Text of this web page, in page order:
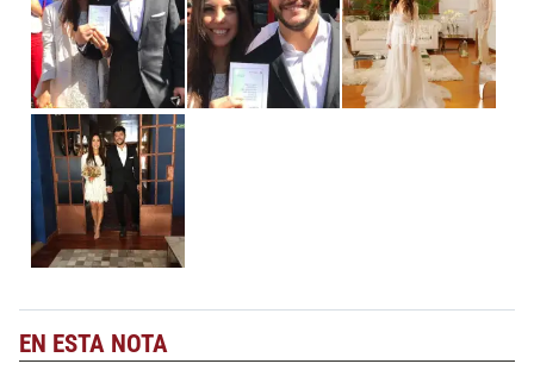
EN ESTA NOTA